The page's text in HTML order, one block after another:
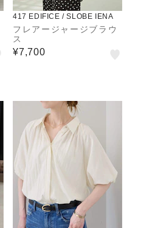
417 EDIFICE / SLOBE IENA
フレアージャージブラウ
ス
¥7,700